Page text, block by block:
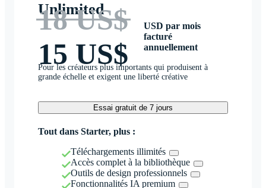
Unlimited
18 US$
15 US$
USD par mois
facturé
annuellement
Pour les créateurs plus importants qui produisent à
grande échelle et exigent une liberté créative
Essai gratuit de 7 jours
Tout dans Starter, plus :
Téléchargements illimités
Accès complet à la bibliothèque
Outils de design professionnels
Fonctionnalités IA premium